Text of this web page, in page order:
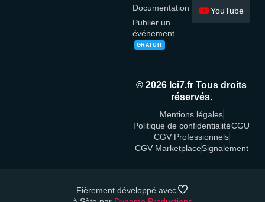
Documentation
Publier un
événement
GRATUIT
YouTube
© 2026 Ici7.fr Tous droits
réservés.
Mentions légales
Politique de confidentialitéCGU
CGV Professionnels
CGV MarketplaceSignalement
Fièrement développé avec